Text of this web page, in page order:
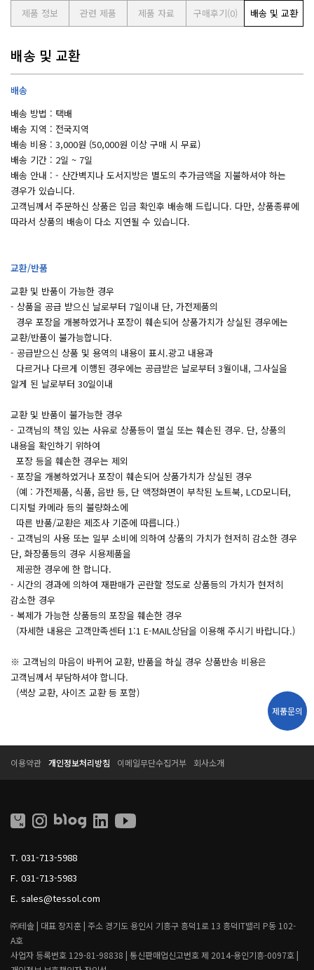
제품 정보 관련 제품 제품 자료 구매후기(0) 배송 및 교환
배송 및 교환
배송
배송 방법 : 택배
배송 지역 : 전국지역
배송 비용 : 3,000원 (50,000원 이상 구매 시 무료)
배송 기간 : 2일 ~ 7일
배송 안내 : - 산간벽지나 도서지방은 별도의 추가금액을 지불하셔야 하는
경우가 있습니다.
고객님께서 주문하신 상품은 입금 확인후 배송해 드립니다. 다만, 상품종류에
따라서 상품의 배송이 다소 지연될 수 있습니다.
교환/반품
교환 및 반품이 가능한 경우
- 상품을 공급 받으신 날로부터 7일이내 단, 가전제품의
경우 포장을 개봉하였거나 포장이 훼손되어 상품가치가 상실된 경우에는
교환/반품이 불가능합니다.
- 공급받으신 상품 및 용역의 내용이 표시.광고 내용과
다르거나 다르게 이행된 경우에는 공급받은 날로부터 3월이내, 그사실을
알게 된 날로부터 30일이내
교환 및 반품이 불가능한 경우
- 고객님의 책임 있는 사유로 상품등이 멸실 또는 훼손된 경우. 단, 상품의
내용을 확인하기 위하여
포장 등을 훼손한 경우는 제외
- 포장을 개봉하였거나 포장이 훼손되어 상품가치가 상실된 경우
(예 : 가전제품, 식품, 음반 등, 단 액정화면이 부착된 노트북, LCD모니터,
디지털 카메라 등의 불량화소에
따른 반품/교환은 제조사 기준에 따릅니다.)
- 고객님의 사용 또는 일부 소비에 의하여 상품의 가치가 현저히 감소한 경우
단, 화장품등의 경우 시용제품을
제공한 경우에 한 합니다.
- 시간의 경과에 의하여 재판매가 곤란할 정도로 상품등의 가치가 현저히
감소한 경우
- 복제가 가능한 상품등의 포장을 훼손한 경우
(자세한 내용은 고객만족센터 1:1 E-MAIL상담을 이용해 주시기 바랍니다.)
※ 고객님의 마음이 바뀌어 교환, 반품을 하실 경우 상품반송 비용은
고객님께서 부담하셔야 합니다.
(색상 교환, 사이즈 교환 등 포함)
T. 031-713-5988
F. 031-713-5983
E. sales@tessol.com
㈜테솔 | 대표 장지훈 | 주소 경기도 용인시 기흥구 흥덕1로 13 흥덕IT밸리 P동 102-
A호
사업자 등록번호 129-81-98838 | 통신판매업신고번호 제 2014-용인기흥-0097호 |
이용약관 개인정보처리방침 이메일무단수집거부 회사소개
제품문의